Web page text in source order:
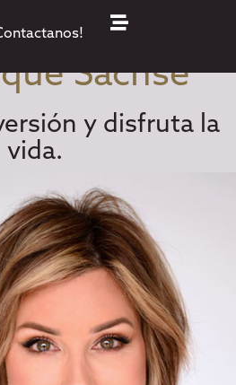
Sachse
y disfruta la
vida.